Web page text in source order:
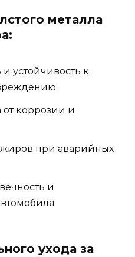
металла
устойчивость к
коррозии и
при аварийных
и
ухода за